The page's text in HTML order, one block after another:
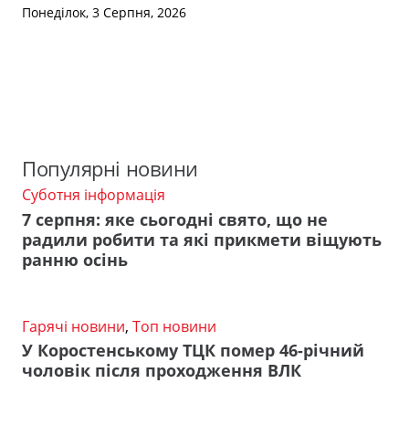
Понеділок, 3 Серпня, 2026
Популярні новини
Суботня інформація
7 серпня: яке сьогодні свято, що не
радили робити та які прикмети віщують
ранню осінь
Гарячі новини, Топ новини
У Коростенському ТЦК помер 46-річний
чоловік після проходження ВЛК